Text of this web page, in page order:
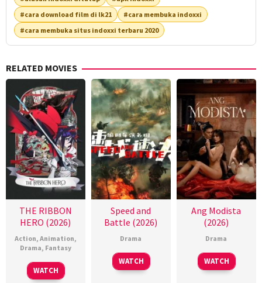
#cara download film di lk21
#cara membuka indoxxi
#cara membuka situs indoxxi terbaru 2020
RELATED MOVIES
THE RIBBON
HERO (2026)
Action, Animation,
Drama, Fantasy
WATCH
Speed and
Battle (2026)
Drama
WATCH
Ang Modista
(2026)
Drama
WATCH